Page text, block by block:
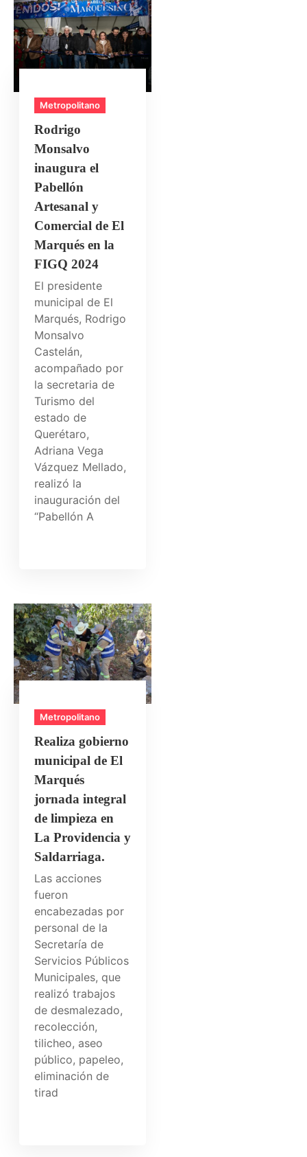
Metropolitano
Rodrigo
Monsalvo
inaugura el
Pabellón
Artesanal y
Comercial de El
Marqués en la
FIGQ 2024
El presidente
municipal de El
Marqués, Rodrigo
Monsalvo
Castelán,
acompañado por
la secretaria de
Turismo del
estado de
Querétaro,
Adriana Vega
Vázquez Mellado,
realizó la
inauguración del
“Pabellón A
Metropolitano
Realiza gobierno
municipal de El
Marqués
jornada integral
de limpieza en
La Providencia y
Saldarriaga.
Las acciones
fueron
encabezadas por
personal de la
Secretaría de
Servicios Públicos
Municipales, que
realizó trabajos
de desmalezado,
recolección,
tilicheo, aseo
público, papeleo,
eliminación de
tirad